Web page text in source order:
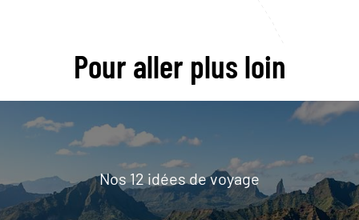
Pour aller plus loin
Nos 12 idées de voyage